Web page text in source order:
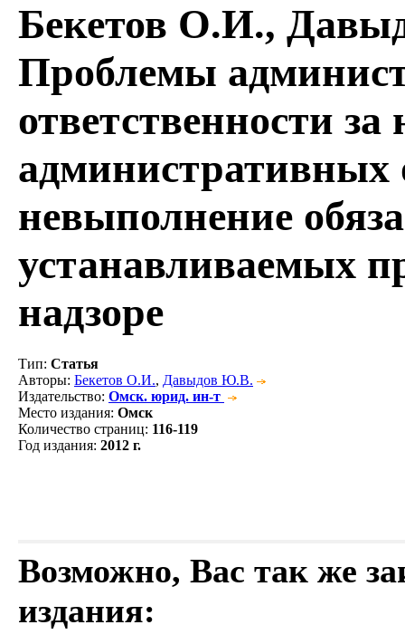
Бекетов О.И.,
Проблемы
ответственности за
административных
невыполнение
устанавливаемых
надзоре
Тип: Статья
Авторы: Бекетов О.И., Давыдов Ю.В.
Издательство: Омск. юрид. ин-т
Место издания: Омск
Количество страниц: 116-119
Год издания: 2012 г.
Возможно, Вас так же
издания: